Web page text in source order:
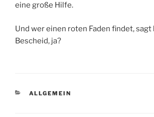
eine große Hilfe.
Und wer einen roten Faden findet, sagt
Bescheid, ja?
KATEGORIEN
ALLGEMEIN